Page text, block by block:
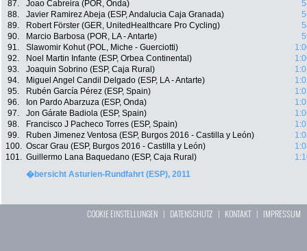
87.
Joao Cabreira (POR, Onda)
88.
Javier Ramirez Abeja (ESP, Andalucia Caja Granada)
89.
Robert Förster (GER, UnitedHealthcare Pro Cycling)
90.
Marcio Barbosa (POR, LA - Antarte)
91.
Slawomir Kohut (POL, Miche - Guerciotti)
92.
Noel Martin Infante (ESP, Orbea Continental)
93.
Joaquin Sobrino (ESP, Caja Rural)
94.
Miguel Angel Candil Delgado (ESP, LA - Antarte)
95.
Rubén García Pérez (ESP, Spain)
96.
Ion Pardo Abarzuza (ESP, Onda)
97.
Jon Gárate Badiola (ESP, Spain)
98.
Francisco J Pacheco Torres (ESP, Spain)
99.
Ruben Jimenez Ventosa (ESP, Burgos 2016 - Castilla y León)
100. Oscar Grau (ESP, Burgos 2016 - Castilla y León)
101. Guillermo Lana Baquedano (ESP, Caja Rural)
�bersicht Asturien-Rundfahrt (ESP), 2011
COOKIE EINSTELLUNGEN | DATENSCHUTZ | KONTAKT| IMPRESSUM